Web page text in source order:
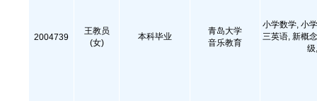
2004739
王教员
(女)
本科毕业
青岛大学
音乐教育
小学数学, 小
三英语, 新概
级